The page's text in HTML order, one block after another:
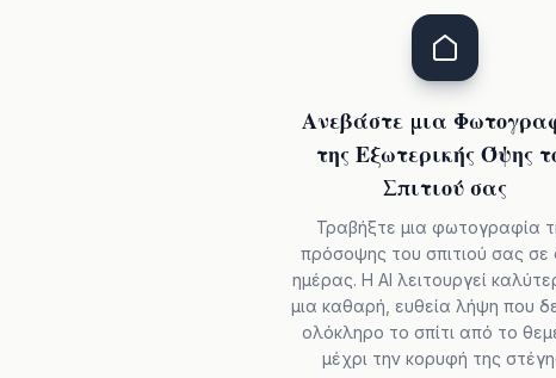
Ανεβάστε μια
της Εξωτερικής Όψης
Σπιτιού σας
Τραβήξτε μια φωτογραφία
πρόσοψης του σπιτιού σας
ημέρας. Η AI λειτουργεί
μια καθαρή, ευθεία λήψη που
ολόκληρο το σπίτι από το
μέχρι την κορυφή της